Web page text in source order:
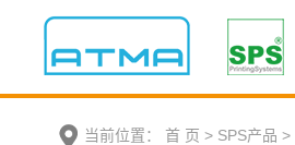
当前位置： 首 页 > SPS产品 >